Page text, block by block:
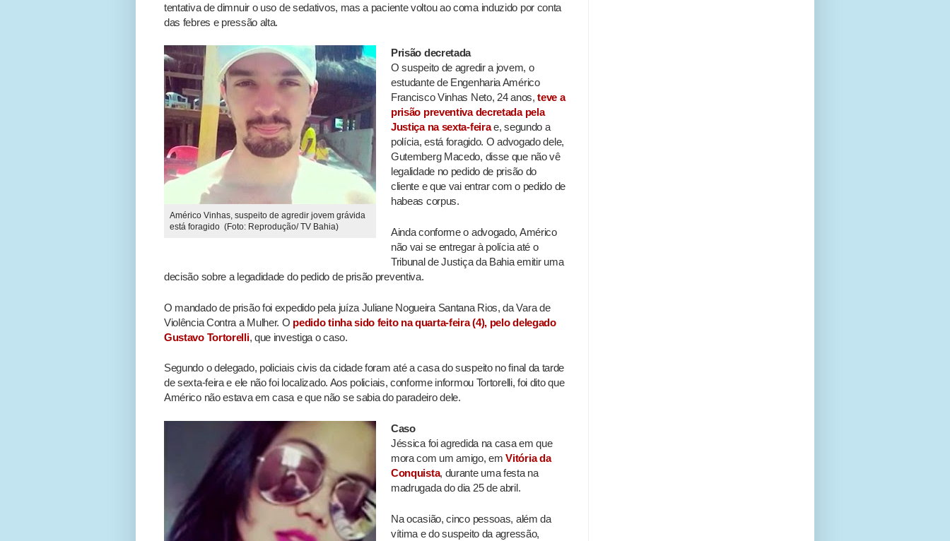
tentativa de dimnuir o uso de sedativos, mas a paciente voltou ao coma induzido por conta
das febres e pressão alta.
Américo Vinhas, suspeito de agredir jovem grávida
está foragido (Foto: Reprodução/ TV Bahia)
Prisão decretada
O suspeito de agredir a jovem, o
estudante de Engenharia Américo
Francisco Vinhas Neto, 24 anos,teve a
prisão preventiva decretada pela
Justiça na sexta-feirae, segundo a
polícia, está foragido. O advogado dele,
Gutemberg Macedo, disse que não vê
legalidade no pedido de prisão do
cliente e que vai entrar com o pedido de
habeas corpus.
Ainda conforme o advogado, Américo
não vai se entregar à polícia até o
Tribunal de Justiça da Bahia emitir uma
decisão sobre a legadidade do pedido de prisão preventiva.
O mandado de prisão foi expedido pela juíza Juliane Nogueira Santana Rios, da Vara de
Violência Contra a Mulher. O pedido tinha sido feito na quarta-feira (4), pelo delegado
Gustavo Tortorelli, que investiga o caso.
Segundo o delegado, policiais civis da cidade foram até a casa do suspeito no final da tarde
de sexta-feira e ele não foi localizado. Aos policiais, conforme informou Tortorelli, foi dito que
Américo não estava em casa e que não se sabia do paradeiro dele.
Caso
Jéssica foi agredida na casa em que
mora com um amigo, emVitória da
Conquista, durante uma festa na
madrugada do dia 25 de abril.
Na ocasião, cinco pessoas, além da
vítima e do suspeito da agressão,